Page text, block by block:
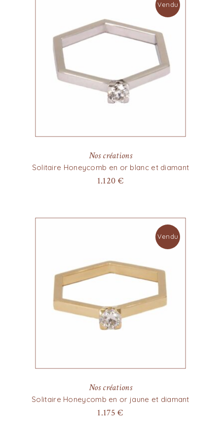
Vendu
Nos créations
Solitaire Honeycomb en or blanc et diamant
1.120 €
Vendu
Nos créations
Solitaire Honeycomb en or jaune et diamant
1.175€